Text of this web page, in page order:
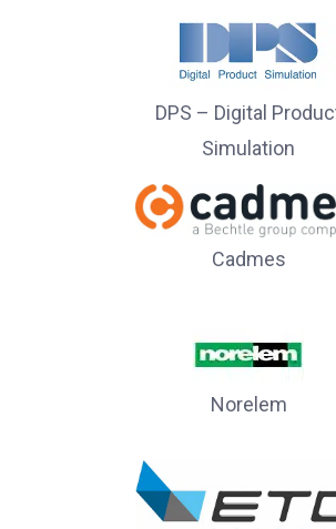
DPS – Digital
Simulation
Cadmes
Norelem